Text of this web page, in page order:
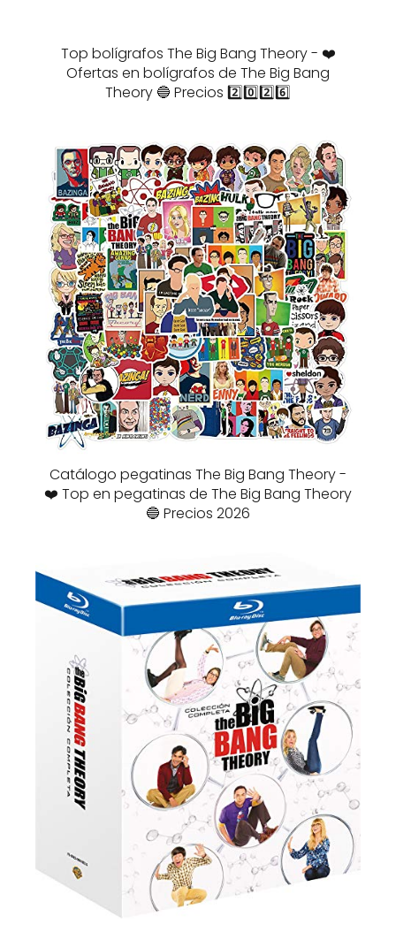
Top bolígrafos The Big Bang Theory - ❤️
Ofertas en bolígrafos de The Big Bang
Theory 🔵 Precios 2️⃣0️⃣2️⃣6️⃣
Catálogo pegatinas The Big Bang Theory -
❤️ Top en pegatinas de The Big Bang Theory
🔵 Precios 2026